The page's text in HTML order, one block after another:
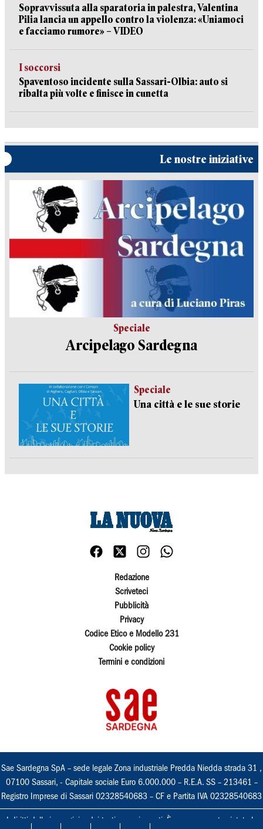
Sopravvissuta alla sparatoria in palestra, Valentina
Pilia lancia un appello contro la violenza: «Uniamoci
e facciamo rumore» – VIDEO
I soccorsi
Spaventoso incidente sulla Sassari-Olbia: auto si
ribalta più volte e finisce in cunetta
Le nostre iniziative
Speciale
Arcipelago Sardegna
Speciale
Una città e le sue storie
Redazione
Scriveteci
Pubblicità
Privacy
Codice Etico e Modello 231
Cookie policy
Termini e condizioni
Sae Sardegna SpA – sede legale Zona industriale Predda Niedda strada 31 ,
07100 Sassari, - Capitale sociale Euro 6.000.000 – R.E.A. SS – 213461 –
Registro Imprese di Sassari 02328540683 – CF e Partita IVA 02328540683
I diritti delle immagini e dei testi sono riservati. È espressamente vietata la